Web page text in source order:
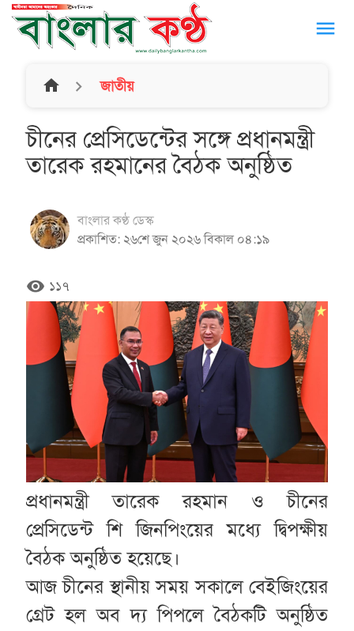
menu
home জাতীয়
চীনের প্রেসিডেন্টের সঙ্গে প্রধানমন্ত্রী
তারেক রহমানের বৈঠক অনুষ্ঠিত
বাংলার কণ্ঠ ডেস্ক
প্রকাশিত: ২৬শে জুন ২০২৬ বিকাল ০৪:১৯
remove_red_eye ১১৭
প্রধানমন্ত্রী তারেক রহমান ও চীনের
প্রেসিডেন্ট শি জিনপিংয়ের মধ্যে দ্বিপক্ষীয়
বৈঠক অনুষ্ঠিত হয়েছে।
আজ চীনের স্থানীয় সময় সকালে বেইজিংয়ের
গ্রেট হল অব দ্য পিপলে বৈঠকটি অনুষ্ঠিত